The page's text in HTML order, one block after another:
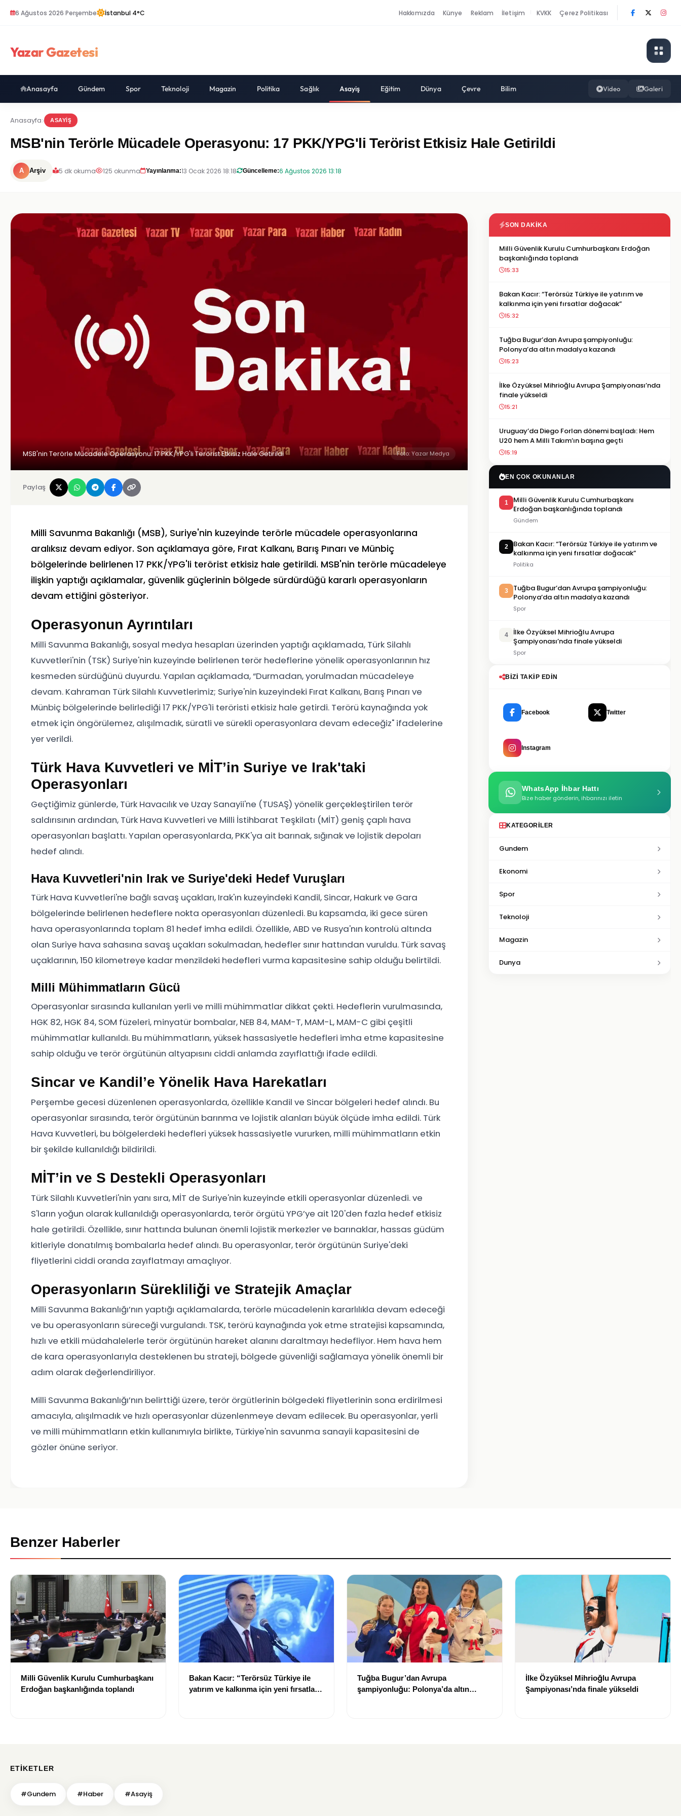
6 Ağustos 2026 Perşembe İstanbul 4°C Hakkımızda Künye Reklam İletişim KVKK Çerez Politikası
Yazar Gazetesi
Anasayfa Gündem Spor Teknoloji Magazin Politika Sağlık Asayiş Eğitim Dünya Çevre Bilim Video Galeri
Anasayfa ASAYIŞ
MSB'nin Terörle Mücadele Operasyonu: 17 PKK/YPG'li Terörist Etkisiz Hale Getirildi
A Arşiv 5 dk okuma 125 okunma Yayınlanma:13 Ocak 2026 18:18 Güncelleme:6 Ağustos 2026 13:18
MSB'nin Terörle Mücadele Operasyonu: 17 PKK/YPG'li Terörist Etkisiz Hale Getirildi Foto: Yazar Medya
Paylaş
Milli Savunma Bakanlığı (MSB), Suriye'nin kuzeyinde terörle mücadele operasyonlarına
aralıksız devam ediyor. Son açıklamaya göre, Fırat Kalkanı, Barış Pınarı ve Münbiç
bölgelerinde belirlenen 17 PKK/YPG'li terörist etkisiz hale getirildi. MSB'nin terörle mücadeleye
ilişkin yaptığı açıklamalar, güvenlik güçlerinin bölgede sürdürdüğü kararlı operasyonların
devam ettiğini gösteriyor.
Operasyonun Ayrıntıları
Milli Savunma Bakanlığı, sosyal medya hesapları üzerinden yaptığı açıklamada, Türk Silahlı
Kuvvetleri'nin (TSK) Suriye'nin kuzeyinde belirlenen terör hedeflerine yönelik operasyonlarının hız
kesmeden sürdüğünü duyurdu. Yapılan açıklamada, “Durmadan, yorulmadan mücadeleye
devam. Kahraman Türk Silahlı Kuvvetlerimiz; Suriye'nin kuzeyindeki Fırat Kalkanı, Barış Pınarı ve
Münbiç bölgelerinde belirlediği 17 PKK/YPG'li teröristi etkisiz hale getirdi. Terörü kaynağında yok
etmek için öngörülemez, alışılmadık, süratli ve sürekli operasyonlara devam edeceğiz" ifadelerine
yer verildi.
Türk Hava Kuvvetleri ve MİT’in Suriye ve Irak'taki
Operasyonları
Geçtiğimiz günlerde, Türk Havacılık ve Uzay Sanayii'ne (TUSAŞ) yönelik gerçekleştirilen terör
saldırısının ardından, Türk Hava Kuvvetleri ve Milli İstihbarat Teşkilatı (MİT) geniş çaplı hava
operasyonları başlattı. Yapılan operasyonlarda, PKK'ya ait barınak, sığınak ve lojistik depoları
hedef alındı.
Hava Kuvvetleri'nin Irak ve Suriye'deki Hedef Vuruşları
Türk Hava Kuvvetleri'ne bağlı savaş uçakları, Irak'ın kuzeyindeki Kandil, Sincar, Hakurk ve Gara
bölgelerinde belirlenen hedeflere nokta operasyonları düzenledi. Bu kapsamda, iki gece süren
hava operasyonlarında toplam 81 hedef imha edildi. Özellikle, ABD ve Rusya'nın kontrolü altında
olan Suriye hava sahasına savaş uçakları sokulmadan, hedefler sınır hattından vuruldu. Türk savaş
uçaklarının, 150 kilometreye kadar menzildeki hedefleri vurma kapasitesine sahip olduğu belirtildi.
Milli Mühimmatların Gücü
Operasyonlar sırasında kullanılan yerli ve milli mühimmatlar dikkat çekti. Hedeflerin vurulmasında,
HGK 82, HGK 84, SOM füzeleri, minyatür bombalar, NEB 84, MAM-T, MAM-L, MAM-C gibi çeşitli
mühimmatlar kullanıldı. Bu mühimmatların, yüksek hassasiyetle hedefleri imha etme kapasitesine
sahip olduğu ve terör örgütünün altyapısını ciddi anlamda zayıflattığı ifade edildi.
Sincar ve Kandil’e Yönelik Hava Harekatları
Perşembe gecesi düzenlenen operasyonlarda, özellikle Kandil ve Sincar bölgeleri hedef alındı. Bu
operasyonlar sırasında, terör örgütünün barınma ve lojistik alanları büyük ölçüde imha edildi. Türk
Hava Kuvvetleri, bu bölgelerdeki hedefleri yüksek hassasiyetle vururken, milli mühimmatların etkin
bir şekilde kullanıldığı bildirildi.
MİT’in ve S Destekli Operasyonları
Türk Silahlı Kuvvetleri'nin yanı sıra, MİT de Suriye'nin kuzeyinde etkili operasyonlar düzenledi. ve
S'ların yoğun olarak kullanıldığı operasyonlarda, terör örgütü YPG’ye ait 120'den fazla hedef etkisiz
hale getirildi. Özellikle, sınır hattında bulunan önemli lojistik merkezler ve barınaklar, hassas güdüm
kitleriyle donatılmış bombalarla hedef alındı. Bu operasyonlar, terör örgütünün Suriye'deki
fliyetlerini ciddi oranda zayıflatmayı amaçlıyor.
Operasyonların Sürekliliği ve Stratejik Amaçlar
Milli Savunma Bakanlığı’nın yaptığı açıklamalarda, terörle mücadelenin kararlılıkla devam edeceği
ve bu operasyonların süreceği vurgulandı. TSK, terörü kaynağında yok etme stratejisi kapsamında,
hızlı ve etkili müdahalelerle terör örgütünün hareket alanını daraltmayı hedefliyor. Hem hava hem
de kara operasyonlarıyla desteklenen bu strateji, bölgede güvenliği sağlamaya yönelik önemli bir
adım olarak değerlendiriliyor.
Milli Savunma Bakanlığı’nın belirttiği üzere, terör örgütlerinin bölgedeki fliyetlerinin sona erdirilmesi
amacıyla, alışılmadık ve hızlı operasyonlar düzenlenmeye devam edilecek. Bu operasyonlar, yerli
ve milli mühimmatların etkin kullanımıyla birlikte, Türkiye'nin savunma sanayii kapasitesini de
gözler önüne seriyor.
SON DAKIKA
Milli Güvenlik Kurulu Cumhurbaşkanı Erdoğan
başkanlığında toplandı
15:33
Bakan Kacır: “Terörsüz Türkiye ile yatırım ve
kalkınma için yeni fırsatlar doğacak”
15:32
Tuğba Bugur’dan Avrupa şampiyonluğu:
Polonya’da altın madalya kazandı
15:23
İlke Özyüksel Mihrioğlu Avrupa Şampiyonası’nda
finale yükseldi
15:21
Uruguay’da Diego Forlan dönemi başladı: Hem
U20 hem A Milli Takım’ın başına geçti
15:19
EN ÇOK OKUNANLAR
1
Milli Güvenlik Kurulu Cumhurbaşkanı
Erdoğan başkanlığında toplandı
Gündem
2
Bakan Kacır: “Terörsüz Türkiye ile yatırım ve
kalkınma için yeni fırsatlar doğacak”
Politika
3
Tuğba Bugur’dan Avrupa şampiyonluğu:
Polonya’da altın madalya kazandı
Spor
4
İlke Özyüksel Mihrioğlu Avrupa
Şampiyonası’nda finale yükseldi
Spor
BIZI TAKIP EDIN
Facebook Twitter
Instagram
WhatsApp İhbar Hattı
Bize haber gönderin, ihbarınızı iletin
KATEGORILER
Gundem
Ekonomi
Spor
Teknoloji
Magazin
Dunya
Benzer Haberler
Milli Güvenlik Kurulu Cumhurbaşkanı
Erdoğan başkanlığında toplandı
Bakan Kacır: “Terörsüz Türkiye ile
yatırım ve kalkınma için yeni fırsatlar
Tuğba Bugur’dan Avrupa
şampiyonluğu: Polonya’da altın
İlke Özyüksel Mihrioğlu Avrupa
Şampiyonası’nda finale yükseldi
ETIKETLER
#Gundem #Haber #Asayiş